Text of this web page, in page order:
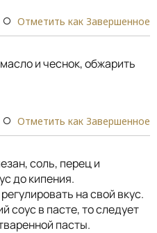
Отметить как Завершенное
и чеснок, обжарить
Отметить как Завершенное
соль, перец и
до кипения.
на свой вкус.
соус в пасте, то следует
пасты.